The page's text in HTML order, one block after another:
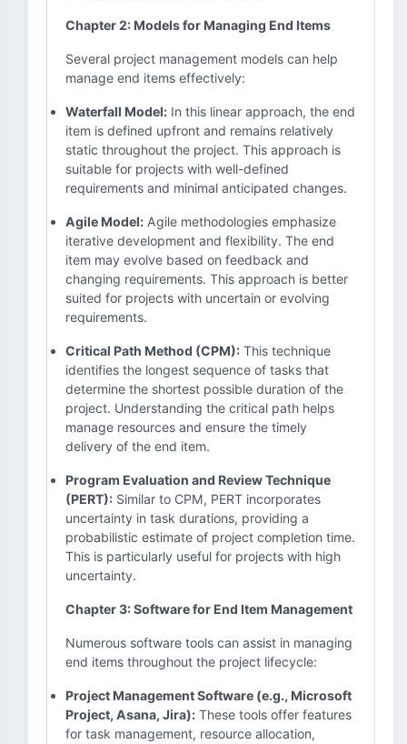
Chapter 2: Models for Managing End Items
Several project management models can help
manage end items effectively:
Waterfall Model: In this linear approach, the end
item is defined upfront and remains relatively
static throughout the project. This approach is
suitable for projects with well-defined
requirements and minimal anticipated changes.
Agile Model: Agile methodologies emphasize
iterative development and flexibility. The end
item may evolve based on feedback and
changing requirements. This approach is better
suited for projects with uncertain or evolving
requirements.
Critical Path Method (CPM): This technique
identifies the longest sequence of tasks that
determine the shortest possible duration of the
project. Understanding the critical path helps
manage resources and ensure the timely
delivery of the end item.
Program Evaluation and Review Technique
(PERT): Similar to CPM, PERT incorporates
uncertainty in task durations, providing a
probabilistic estimate of project completion time.
This is particularly useful for projects with high
uncertainty.
Chapter 3: Software for End Item Management
Numerous software tools can assist in managing
end items throughout the project lifecycle:
Project Management Software (e.g., Microsoft
Project, Asana, Jira): These tools offer features
for task management, resource allocation,